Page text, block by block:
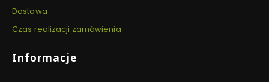
Dostawa
Czas realizacji zamówienia
Informacje